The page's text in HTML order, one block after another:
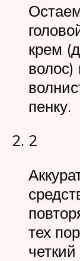
крем
волос)
пенку.
2
тех
четкий